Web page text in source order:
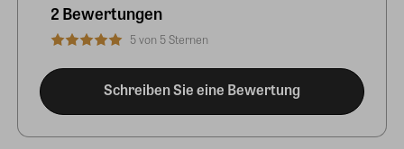
2 Bewertungen
5 von 5 Sternen
Schreiben Sie eine Bewertung